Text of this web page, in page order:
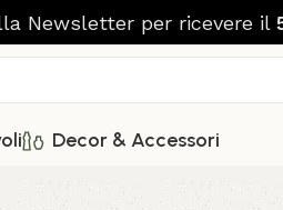
Newsletter per ricevere il
Decor & Accessori